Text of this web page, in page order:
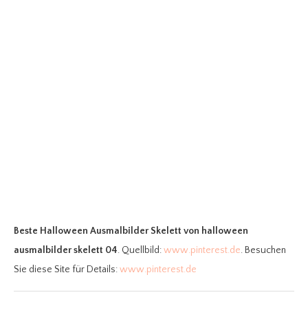
Beste Halloween Ausmalbilder Skelett von halloween
ausmalbilder skelett 04. Quellbild:www.pinterest.de. Besuchen
Sie diese Site für Details:www.pinterest.de